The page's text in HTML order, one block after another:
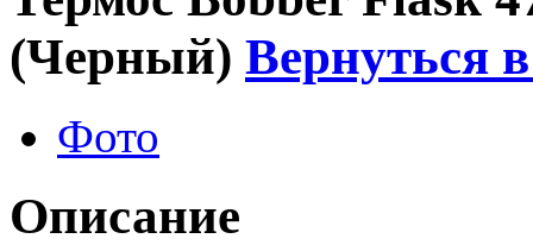
(Черный) Вернуться
Фото
Описание